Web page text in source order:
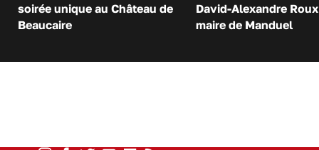
soirée unique au Château de
Beaucaire
David-Alexandre
maire de Manduel